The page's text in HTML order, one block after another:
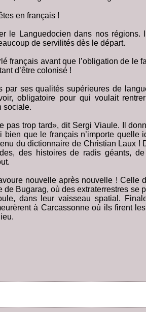
en français !
le Languedocien dans nos régions.
de servilités dès le départ.
français avant que l’obligation de le
d’être colonisé !
par ses qualités supérieures de
obligatoire pour qui voulait
sociale.
pas trop tard», dit Sergi Viaule. Il
bien que le français n’importe quelle
du dictionnaire de Christian Laux !
des histoires de radis géants,
nouvelle après nouvelle ! Celle
Bugarag, où des extraterrestres se
dans leur vaisseau spatial.
à Carcassonne où ils firent